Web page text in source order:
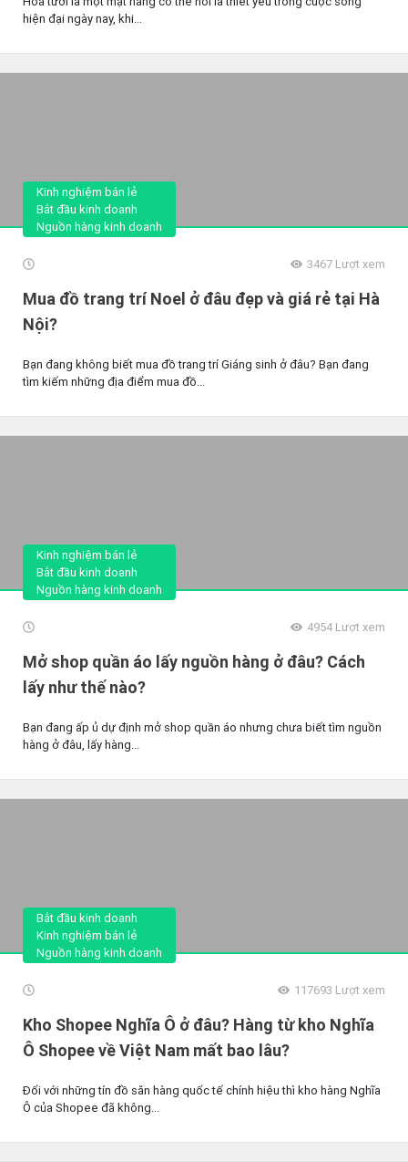
hiện đại ngày nay, khi...
Kinh nghiệm bán lẻ
Bắt đầu kinh doanh
Nguồn hàng kinh doanh
3467 Lượt xem
Mua đồ trang trí Noel ở đâu đẹp và giá rẻ tại Hà
Nội?
Bạn đang không biết mua đồ trang trí Giáng sinh ở đâu? Bạn đang
tìm kiếm những địa điểm mua đồ...
Kinh nghiệm bán lẻ
Bắt đầu kinh doanh
Nguồn hàng kinh doanh
4954Lượt xem
Mở shop quần áo lấy nguồn hàng ở đâu? Cách
lấy như thế nào?
Bạn đang ấp ủ dự định mở shop quần áo nhưng chưa biết tìm nguồn
hàng ở đâu, lấy hàng...
Bắt đầu kinh doanh
Kinh nghiệm bán lẻ
Nguồn hàng kinh doanh
117693 Lượt xem
Kho Shopee Nghĩa Ô ở đâu? Hàng từ kho Nghĩa
Ô Shopee về Việt Nam mất bao lâu?
Đối với những tín đồ săn hàng quốc tế chính hiệu thì kho hàng Nghĩa
Ô của Shopee đã không...